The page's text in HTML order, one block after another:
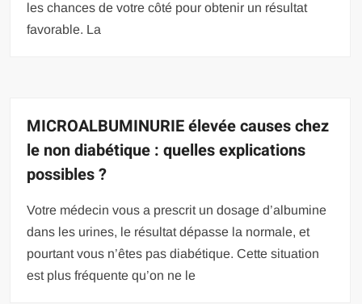
les chances de votre côté pour obtenir un résultat
favorable. La
MICROALBUMINURIE élevée causes chez
le non diabétique : quelles explications
possibles ?
Votre médecin vous a prescrit un dosage d’albumine
dans les urines, le résultat dépasse la normale, et
pourtant vous n’êtes pas diabétique. Cette situation
est plus fréquente qu’on ne le